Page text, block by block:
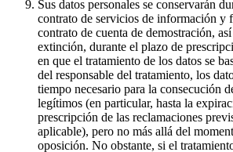
Sus datos personales se conservarán
contrato de servicios de información y
contrato de cuenta de demostración,
extinción, durante el plazo de
en que el tratamiento de los datos se
del responsable del tratamiento, los
tiempo necesario para la consecución
legítimos (en particular, hasta la
prescripción de las reclamaciones
aplicable), pero no más allá del
oposición. No obstante, si el